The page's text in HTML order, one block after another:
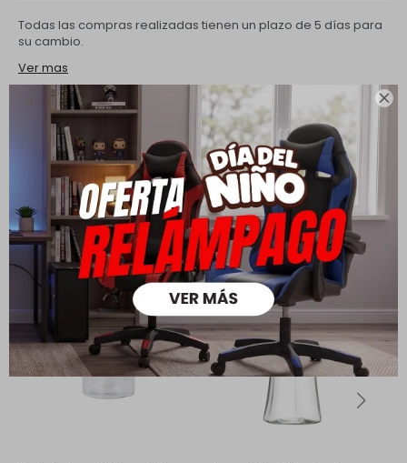

Todas las compras realizadas tienen un plazo de 5 días para
su cambio.
Ver mas
Medios de pago
Productos que te pueden interesar